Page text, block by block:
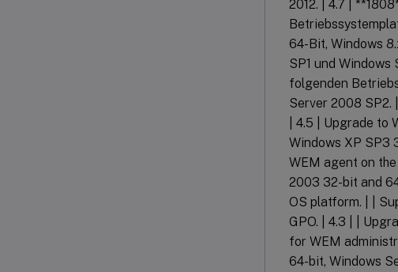
2012. | 4.7 |
64-Bit, Windows
SP1 und
folgenden
Server 2008 SP2.
| 4.5 | Upgrade
Windows XP SP3
WEM agent on
2003 32-bit and
OS platform. | |
GPO. | 4.3 | |
for WEM
64-bit, Windows